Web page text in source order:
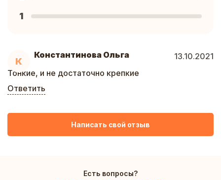
К
Константинова Ольга
13.10.2021
Тонкие, и не достаточно крепкие
Ответить
1
Написать свой отзыв
Есть вопросы?